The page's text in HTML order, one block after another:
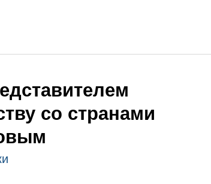
со странами